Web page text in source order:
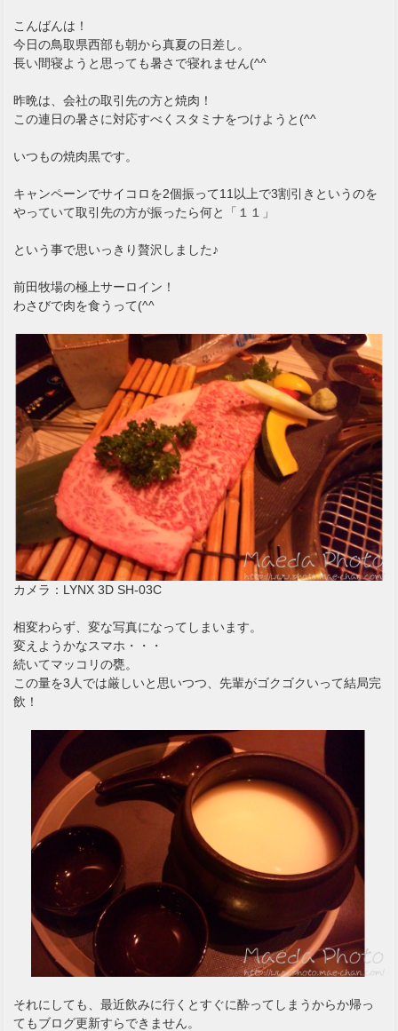
こんばんは！
今日の鳥取県西部も朝から真夏の日差し。
長い間寝ようと思っても暑さで寝れません(^^ゞ
昨晩は、会社の取引先の方と焼肉！
この連日の暑さに対応すべくスタミナをつけようと(^^ゞ
いつもの焼肉黒です。
キャンペーンでサイコロを2個振って11以上で3割引きというのを
やっていて取引先の方が振ったら何と「１１」
という事で思いっきり贅沢しました♪
前田牧場の極上サーロイン！
わさびで肉を食うって(^^ゞ
カメラ：LYNX 3D SH-03C
相変わらず、変な写真になってしまいます。
変えようかなスマホ・・・
続いてマッコリの甕。
この量を3人では厳しいと思いつつ、先輩がゴクゴクいって結局完
飲！
それにしても、最近飲みに行くとすぐに酔ってしまうからか帰っ
てもブログ更新すらできません。